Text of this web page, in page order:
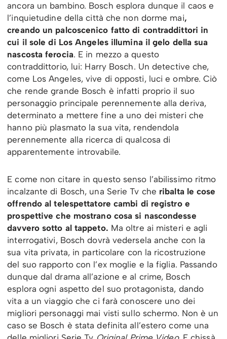
ancora un bambino. Bosch esplora dunque il caos e
l’inquietudine della città che non dorme mai,
creando un palcoscenico fatto di contraddittori in
cui il sole di Los Angeles illumina il gelo della sua
nascosta ferocia. E in mezzo a questo
contraddittorio, lui: Harry Bosch. Un detective che,
come Los Angeles, vive di opposti, luci e ombre. Ciò
che rende grande Bosch è infatti proprio il suo
personaggio principale perennemente alla deriva,
determinato a mettere fine a uno dei misteri che
hanno più plasmato la sua vita, rendendola
perennemente alla ricerca di qualcosa di
apparentemente introvabile.
E come non citare in questo senso l’abilissimo ritmo
incalzante di Bosch, una Serie Tv che ribalta le cose
offrendo al telespettatore cambi di registro e
prospettive che mostrano cosa si nascondesse
davvero sotto al tappeto. Ma oltre ai misteri e agli
interrogativi, Bosch dovrà vedersela anche con la
sua vita privata, in particolare con la ricostruzione
del suo rapporto con l’ex moglie e la figlia. Passando
dunque dal drama all’azione e al crime, Bosch
esplora ogni aspetto del suo protagonista, dando
vita a un viaggio che ci farà conoscere uno dei
migliori personaggi mai visti sullo schermo. Non è un
caso se Bosch è stata definita all’estero come una